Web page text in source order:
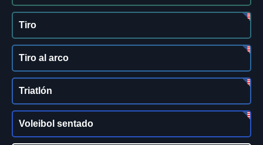
Tiro
Tiro al arco
Triatlón
Voleibol sentado